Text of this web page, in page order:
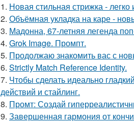
1. Новая стильная стрижка - легко
2. Объёмная укладка на каре -
3. Мадонна, 67-летняя легенда
4. Grok Image. Промпт.
5. Продолжаю знакомить вас с
6. Strictly Match Reference Identity.
7. Чтобы сделать идеально
действий и стайлинг.
8. Промт: Создай
9. Завершенная гармония от